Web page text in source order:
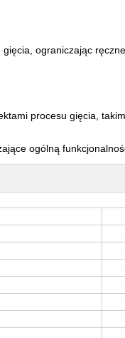
ograniczając
procesu gięcia,
ogólną